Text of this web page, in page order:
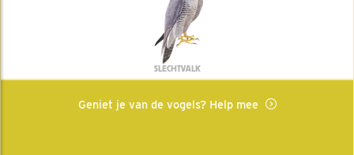
SLECHTVALK
Geniet je van de vogels? Help mee